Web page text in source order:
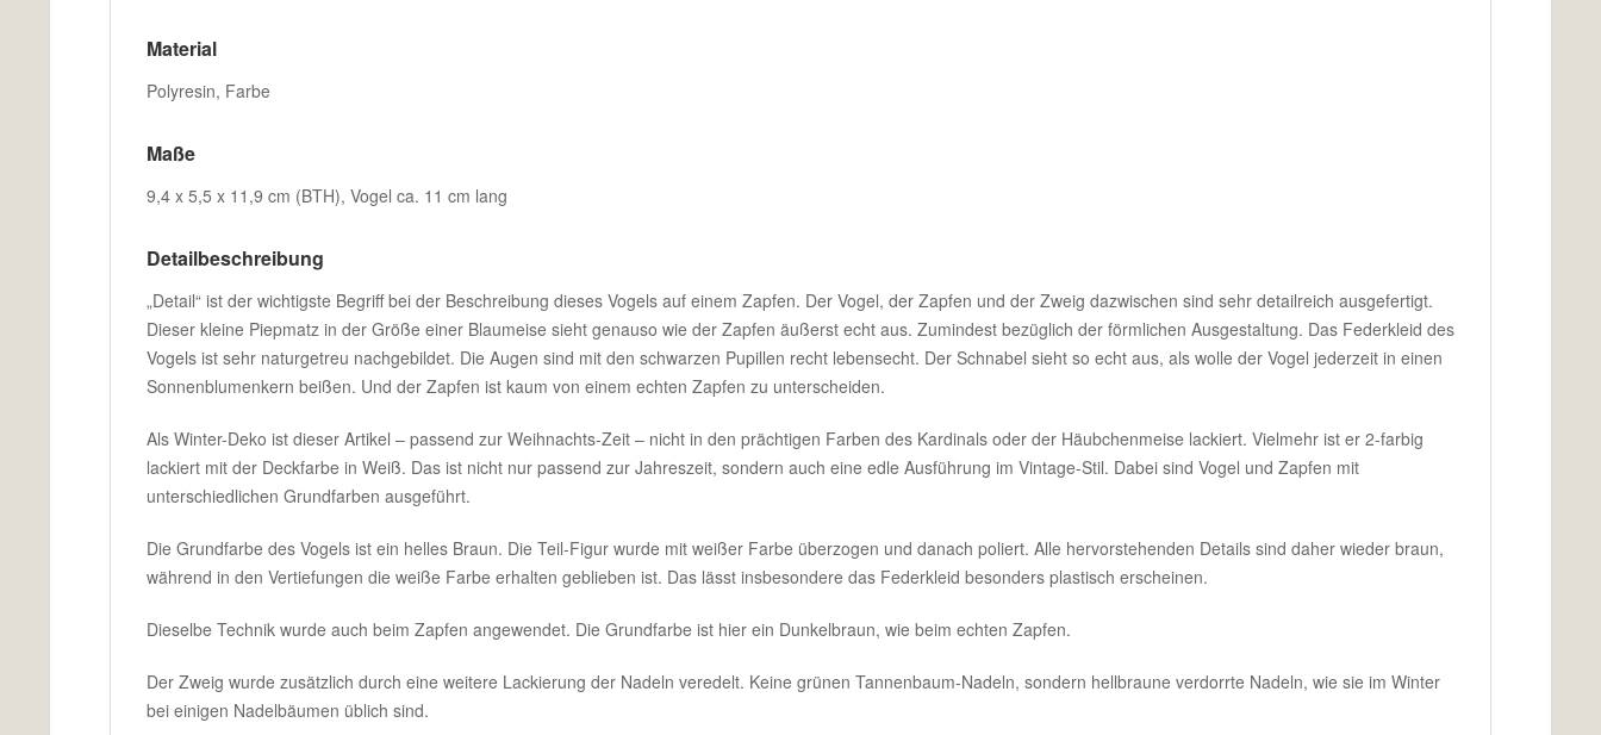
Material
Polyresin, Farbe
Maße
9,4 x 5,5 x 11,9 cm (BTH), Vogel ca. 11 cm lang
Detailbeschreibung
„Detail“ ist der wichtigste Begriff bei der Beschreibung dieses Vogels auf einem Zapfen. Der Vogel, der Zapfen und der Zweig dazwischen sind sehr detailreich ausgefertigt.
Dieser kleine Piepmatz in der Größe einer Blaumeise sieht genauso wie der Zapfen äußerst echt aus. Zumindest bezüglich der förmlichen Ausgestaltung. Das Federkleid des
Vogels ist sehr naturgetreu nachgebildet. Die Augen sind mit den schwarzen Pupillen recht lebensecht. Der Schnabel sieht so echt aus, als wolle der Vogel jederzeit in einen
Sonnenblumenkern beißen. Und der Zapfen ist kaum von einem echten Zapfen zu unterscheiden.
Als Winter-Deko ist dieser Artikel – passend zur Weihnachts-Zeit – nicht in den prächtigen Farben des Kardinals oder der Häubchenmeise lackiert. Vielmehr ist er 2-farbig
lackiert mit der Deckfarbe in Weiß. Das ist nicht nur passend zur Jahreszeit, sondern auch eine edle Ausführung im Vintage-Stil. Dabei sind Vogel und Zapfen mit
unterschiedlichen Grundfarben ausgeführt.
Die Grundfarbe des Vogels ist ein helles Braun. Die Teil-Figur wurde mit weißer Farbe überzogen und danach poliert. Alle hervorstehenden Details sind daher wieder braun,
während in den Vertiefungen die weiße Farbe erhalten geblieben ist. Das lässt insbesondere das Federkleid besonders plastisch erscheinen.
Dieselbe Technik wurde auch beim Zapfen angewendet. Die Grundfarbe ist hier ein Dunkelbraun, wie beim echten Zapfen.
Der Zweig wurde zusätzlich durch eine weitere Lackierung der Nadeln veredelt. Keine grünen Tannenbaum-Nadeln, sondern hellbraune verdorrte Nadeln, wie sie im Winter
bei einigen Nadelbäumen üblich sind.